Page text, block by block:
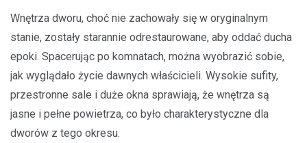
Wnętrza dworu, choć nie zachowały się w oryginalnym
stanie, zostały starannie odrestaurowane, aby oddać ducha
epoki. Spacerując po komnatach, można wyobrazić sobie,
jak wyglądało życie dawnych właścicieli. Wysokie sufity,
przestronne sale i duże okna sprawiają, że wnętrza są
jasne i pełne powietrza, co było charakterystyczne dla
dworów z tego okresu.